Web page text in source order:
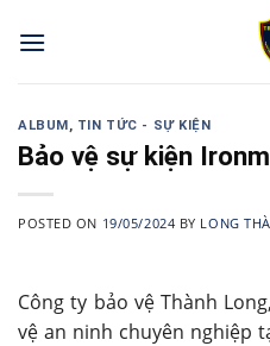
ALBUM, TIN TỨC - SỰ KIỆN
Bảo vệ sự kiện
POSTED ON 19/05/2024 BY LONG
Công ty bảo vệ Thành
vệ an ninh chuyên nghiệp